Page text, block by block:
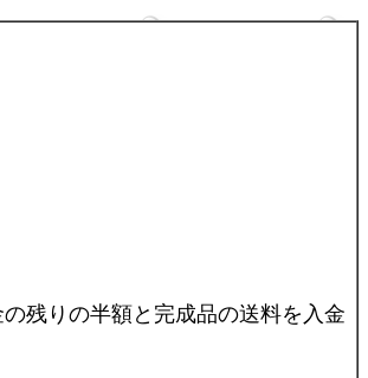
残りの半額と完成品の送料を入金